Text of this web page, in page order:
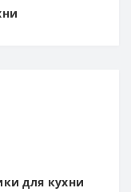
для кухни